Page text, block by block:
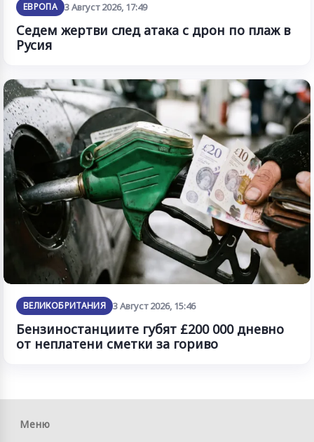
ЕВРОПА 3 Август 2026, 17:49
Седем жертви след атака с дрон по плаж в
Русия
ВЕЛИКОБРИТАНИЯ 3 Август 2026, 15:46
Бензиностанциите губят £200 000 дневно
от неплатени сметки за гориво
Меню